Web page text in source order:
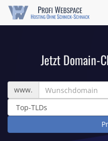
Jetzt Domain-
Wunschdomain
www.